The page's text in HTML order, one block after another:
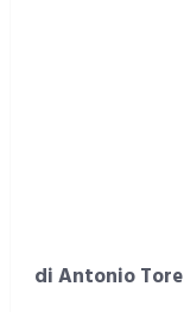
di Antonio Tore